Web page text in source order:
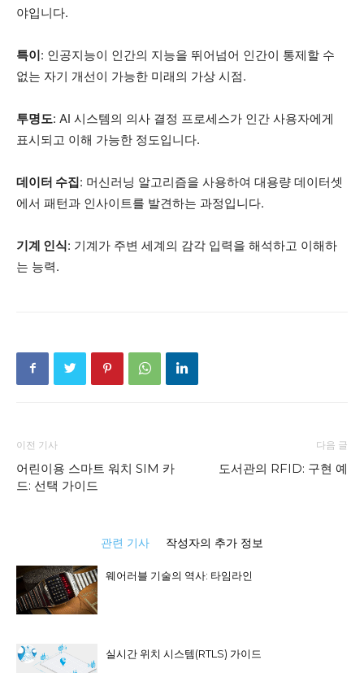
야입니다.
특이: 인공지능이 인간의 지능을 뛰어넘어 인간이 통제할 수
없는 자기 개선이 가능한 미래의 가상 시점.
투명도: AI 시스템의 의사 결정 프로세스가 인간 사용자에게
표시되고 이해 가능한 정도입니다.
데이터 수집: 머신러닝 알고리즘을 사용하여 대용량 데이터셋
에서 패턴과 인사이트를 발견하는 과정입니다.
기계 인식: 기계가 주변 세계의 감각 입력을 해석하고 이해하
는 능력.
이전 기사
어린이용 스마트 워치 SIM 카
드: 선택 가이드
다음 글
도서관의 RFID: 구현 예
관련 기사 작성자의 추가 정보
웨어러블 기술의 역사: 타임라인
실시간 위치 시스템(RTLS) 가이드